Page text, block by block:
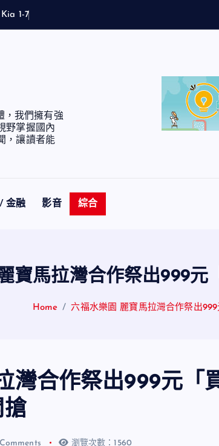
Kia 1-7
，我們擁有強
野掌握國內
，讓讀者能
金融 影音 綜合
寶馬拉灣合作祭出999元
Home 六福水樂園 麗寶馬拉灣合作祭出
灣合作祭出999元「
搶
瀏覽次數：1560